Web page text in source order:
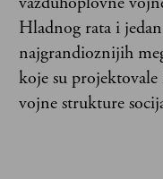
Hladnog rata i
najgrandioznijih
koje su
vojne strukture